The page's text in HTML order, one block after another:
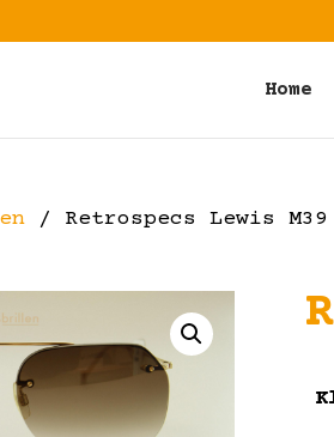
Home
/ Retrospecs Lewis M39